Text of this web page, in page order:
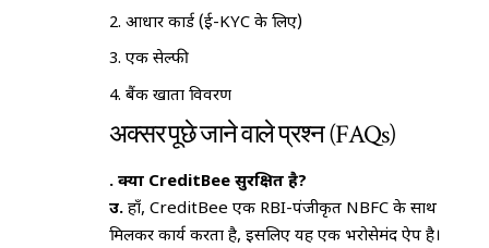
आधार कार्ड (ई-KYC के लिए)
एक सेल्फी
बैंक खाता विवरण
अक्सर पूछे जाने वाले प्रश्न (FAQs)
प्र. क्या CreditBee सुरक्षित है?
उ. हाँ, CreditBee एक RBI-पंजीकृत NBFC के साथ
मिलकर कार्य करता है, इसलिए यह एक भरोसेमंद ऐप है।